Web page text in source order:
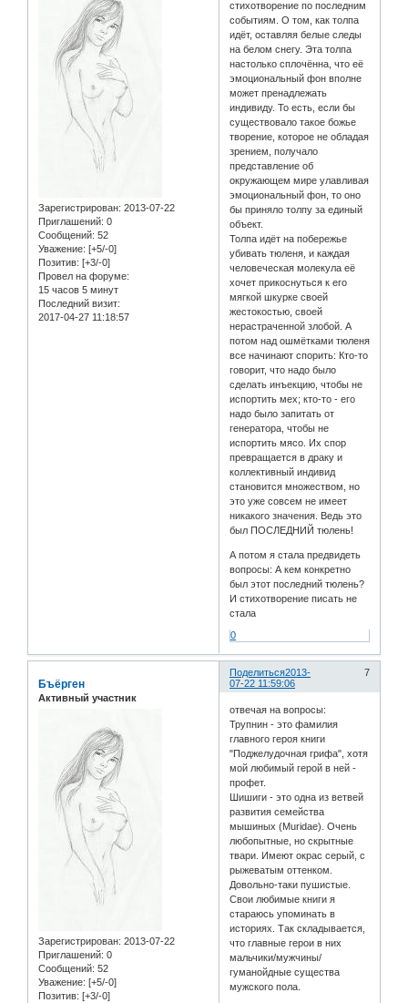
Зарегистрирован: 2013-07-22
Приглашений: 0
Сообщений: 52
Уважение: [+5/-0]
Позитив: [+3/-0]
Провел на форуме:
15 часов 5 минут
Последний визит:
2017-04-27 11:18:57
стихотворение по последним
событиям. О том, как толпа
идёт, оставляя белые следы
на белом снегу. Эта толпа
настолько сплочённа, что её
эмоциональный фон вполне
может пренадлежать
индивиду. То есть, если бы
существовало такое божье
творение, которое не обладая
зрением, получало
представление об
окружающем мире улавливая
эмоциональный фон, то оно
бы приняло толпу за единый
объект.
Толпа идёт на побережье
убивать тюленя, и каждая
человеческая молекула её
хочет прикоснуться к его
мягкой шкурке своей
жестокостью, своей
нерастраченной злобой. А
потом над ошмётками тюленя
все начинают спорить: Кто-то
говорит, что надо было
сделать инъекцию, чтобы не
испортить мех; кто-то - его
надо было запитать от
генератора, чтобы не
испортить мясо. Их спор
превращается в драку и
коллективный индивид
становится множеством, но
это уже совсем не имеет
никакого значения. Ведь это
был ПОСЛЕДНИЙ тюлень!
А потом я стала предвидеть
вопросы: А кем конкретно
был этот последний тюлень?
И стихотворение писать не
стала
0
Поделиться 7
2013-
07-22 11:59:06
Бъёрген
Активный участник
Зарегистрирован: 2013-07-22
Приглашений: 0
Сообщений: 52
Уважение: [+5/-0]
Позитив: [+3/-0]
отвечая на вопросы:
Трупнин - это фамилия
главного героя книги
"Поджелудочная грифа", хотя
мой любимый герой в ней -
профет.
Шишиги - это одна из ветвей
развития семейства
мышиных (Muridae). Очень
любопытные, но скрытные
твари. Имеют окрас серый, с
рыжеватым оттенком.
Довольно-таки пушистые.
Свои любимые книги я
стараюсь упоминать в
историях. Так складывается,
что главные герои в них
мальчики/мужчины/
гуманойдные существа
мужского пола.